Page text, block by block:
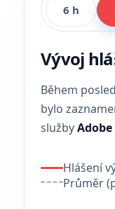
6 h
Vývoj
Během
bylo
službyAdobe
Hlášení
Průměr